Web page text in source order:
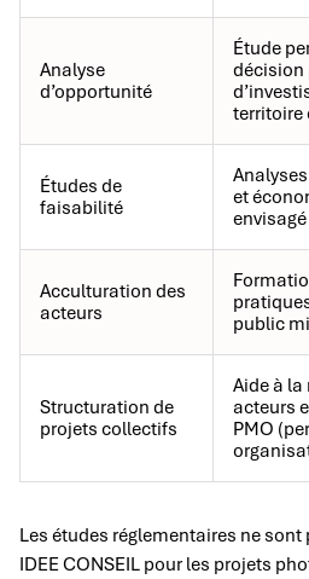
Analyse
d’opportunité
Étude
décision
territoire
Études de
faisabilité
et
envisagé
Acculturation des
acteurs
public
Structuration de
projets collectifs
Aide à
acteurs
PMO
Les études réglementaires ne
IDEE CONSEIL pour les projets